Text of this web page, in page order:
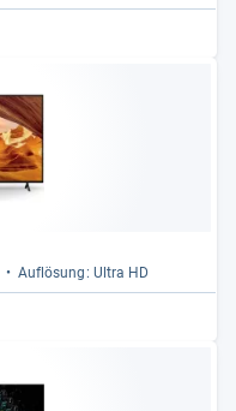
Auf­lö­sung: Ultra HD